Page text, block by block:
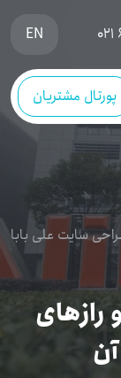
EN
پورتال مشتریان
سایت علی بابا
رازهای